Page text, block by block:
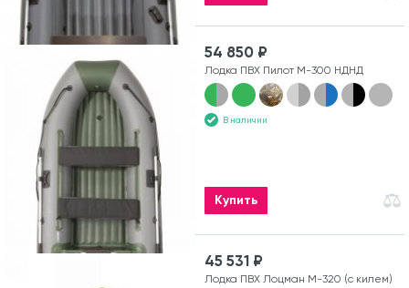
54 850 ₽
Лодка ПВХ Пилот М-300 НДНД
В наличии
Купить
45 531 ₽
Лодка ПВХ Лоцман М-320 (с килем)